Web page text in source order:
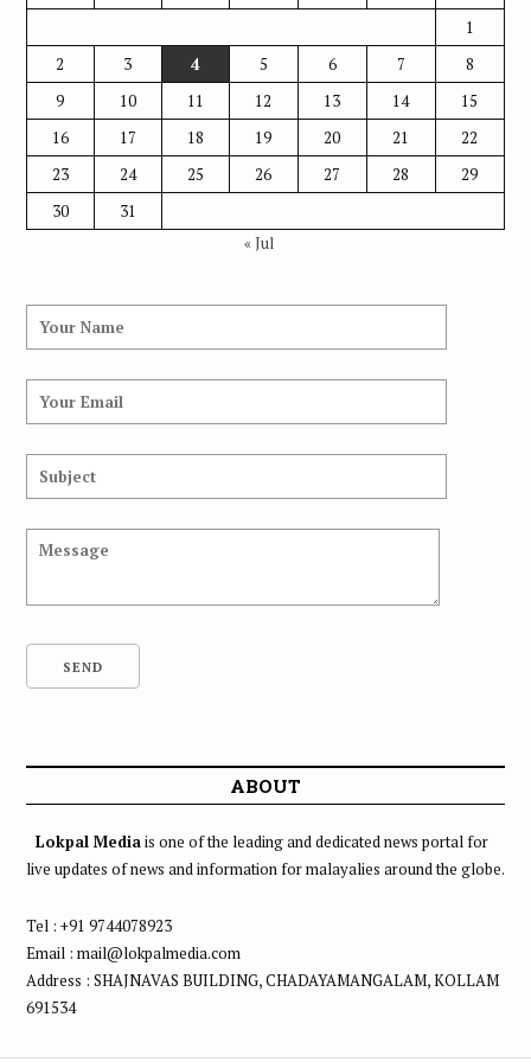
1
2
3 4 5 6 7
8
9
10 11 12 13 14
15
16
17 18 19 20 21
22
23
24 25 26 27 28
29
30
31
« Jul
ABOUT
Lokpal Mediais one of the leading and dedicated news portal for
live updates of news and information for malayalies around the globe.
Tel : +91 9744078923
Email : mail@lokpalmedia.com
Address : SHAJNAVAS BUILDING, CHADAYAMANGALAM, KOLLAM
691534